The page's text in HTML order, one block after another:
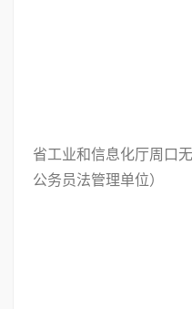
省工业和信息化厅周口
公务员法管理单位）